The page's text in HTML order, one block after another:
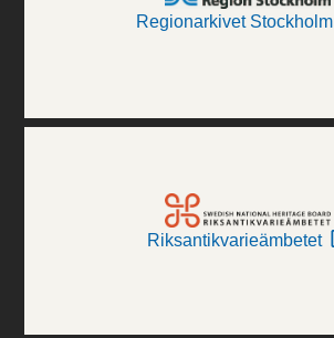
Regionarkivet Stockholm
Riksantikvarieämbetet